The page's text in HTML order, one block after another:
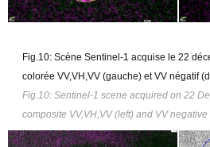
Fig.10: Scène Sentinel-1 acquise le 22
colorée VV,VH,VV (gauche) et VV négatif
Fig.10: Sentinel-1 scene acquired on 22
composite VV,VH,VV (left) and VV negative